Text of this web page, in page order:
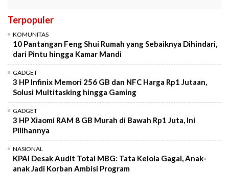
Terpopuler
KOMUNITAS
10 Pantangan Feng Shui Rumah yang Sebaiknya Dihindari,
dari Pintu hingga Kamar Mandi
GADGET
3 HP Infinix Memori 256 GB dan NFC Harga Rp1 Jutaan,
Solusi Multitasking hingga Gaming
GADGET
3 HP Xiaomi RAM 8 GB Murah di Bawah Rp1 Juta, Ini
Pilihannya
NASIONAL
KPAI Desak Audit Total MBG: Tata Kelola Gagal, Anak-
anak Jadi Korban Ambisi Program